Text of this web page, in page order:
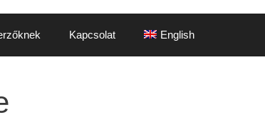
Kapcsolat English